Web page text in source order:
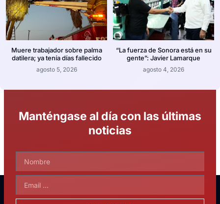
Muere trabajador sobre palma
datilera; ya tenía días fallecido
agosto 5, 2026
“La fuerza de Sonora está en su
gente”: Javier Lamarque
agosto 4, 2026
Manténgase al día con las últimas
noticias